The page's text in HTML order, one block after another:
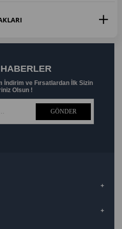
İndirim ve Fırsatlardan İlk Sizin
Olsun !
GÖNDER